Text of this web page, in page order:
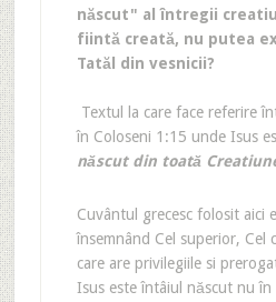
născut" al întregii
fiintă creată, nu putea
Tatăl din vesnicii?
Textul la care face referire
în Coloseni 1:15 unde Isus
născut din toată
Cuvântul grecesc folosit aici
însemnând Cel superior, Cel
care are privilegiile si
Isus este întâiul născut nu în